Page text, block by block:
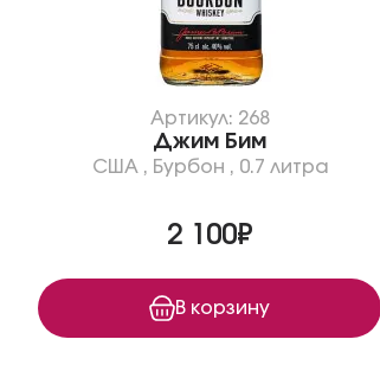
Артикул: 268
Джим Бим
США , Бурбон , 0.7 литра
2 100₽
В корзину